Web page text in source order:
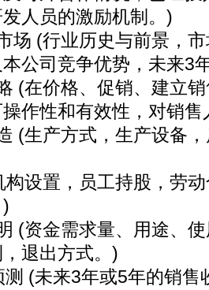
人员的激励机制。)
(行业历史与前景，市
公司竞争优势，未来3
价格、促销、建立销
作性和有效性，对销
产方式，生产设备，
置，员工持股，劳动
金需求量、用途、使
退出方式。)
(未来3年或5年的销售